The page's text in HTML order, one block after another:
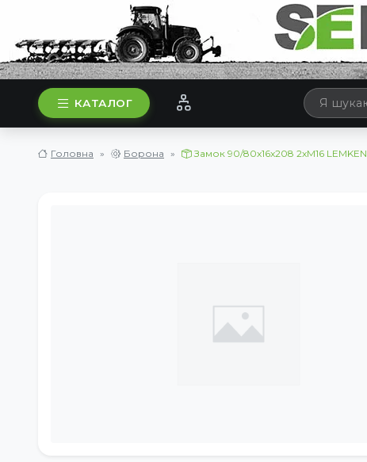
КАТАЛОГ
Головна Борона Замок 90/80x16x208 2xM16 LEMKEN